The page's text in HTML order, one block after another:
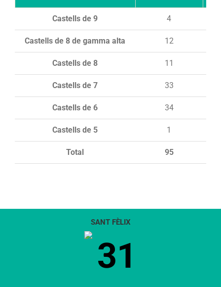
Total 95
Castells de 9 4
Castells de 8 de gamma alta 12
Castells de 8 11
Castells de 7 33
Castells de 6 34
Castells de 5 1
SANT FÈLIX
31